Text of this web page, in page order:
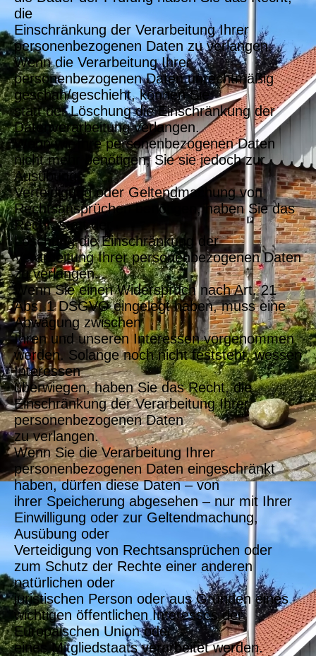
die
Einschränkung der Verarbeitung Ihrer
personenbezogenen Daten zu verlangen.
Wenn die Verarbeitung Ihrer
personenbezogenen Daten unrechtmäßig
geschah/geschieht, können Sie
statt der Löschung die Einschränkung der
Datenverarbeitung verlangen.
Wenn wir Ihre personenbezogenen Daten
nicht mehr benötigen, Sie sie jedoch zur
Ausübung,
Verteidigung oder Geltendmachung von
Rechtsansprüchen benötigen, haben Sie das
Recht, statt der
Löschung die Einschränkung der
Verarbeitung Ihrer personenbezogenen Daten
zu verlangen.
Wenn Sie einen Widerspruch nach Art. 21
Abs. 1 DSGVO eingelegt haben, muss eine
Abwägung zwischen
Ihren und unseren Interessen vorgenommen
werden. Solange noch nicht feststeht, wessen
Interessen
überwiegen, haben Sie das Recht, die
Einschränkung der Verarbeitung Ihrer
personenbezogenen Daten
zu verlangen.
Wenn Sie die Verarbeitung Ihrer
personenbezogenen Daten eingeschränkt
haben, dürfen diese Daten – von
ihrer Speicherung abgesehen – nur mit Ihrer
Einwilligung oder zur Geltendmachung,
Ausübung oder
Verteidigung von Rechtsansprüchen oder
zum Schutz der Rechte einer anderen
natürlichen oder
juristischen Person oder aus Gründen eines
wichtigen öffentlichen Interesses der
Europäischen Union oder
eines Mitgliedstaats verarbeitet werden.